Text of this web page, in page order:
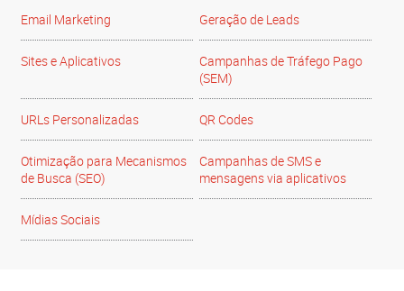
Email Marketing Geração de Leads
Sites e Aplicativos
Campanhas de Tráfego Pago
(SEM)
URLs Personalizadas QR Codes
Otimização para Mecanismos
de Busca (SEO)
Campanhas de SMS e
mensagens via aplicativos
Mídias Sociais